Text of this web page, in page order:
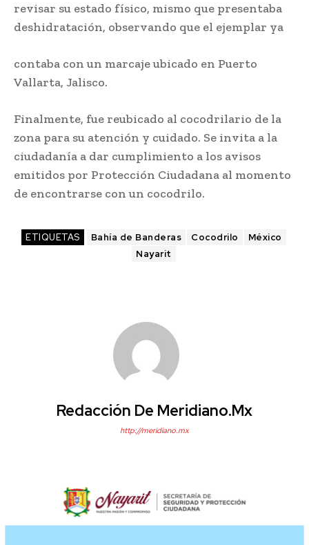
revisar su estado físico, mismo que presentaba
deshidratación, observando que el ejemplar ya
contaba con un marcaje ubicado en Puerto
Vallarta, Jalisco.
Finalmente, fue reubicado al cocodrilario de la
zona para su atención y cuidado. Se invita a la
ciudadanía a dar cumplimiento a los avisos
emitidos por Protección Ciudadana al momento
de encontrarse con un cocodrilo.
ETIQUETAS Bahía de Banderas Cocodrilo
México
Nayarit
Redacción De Meridiano.mx
http://meridiano.mx